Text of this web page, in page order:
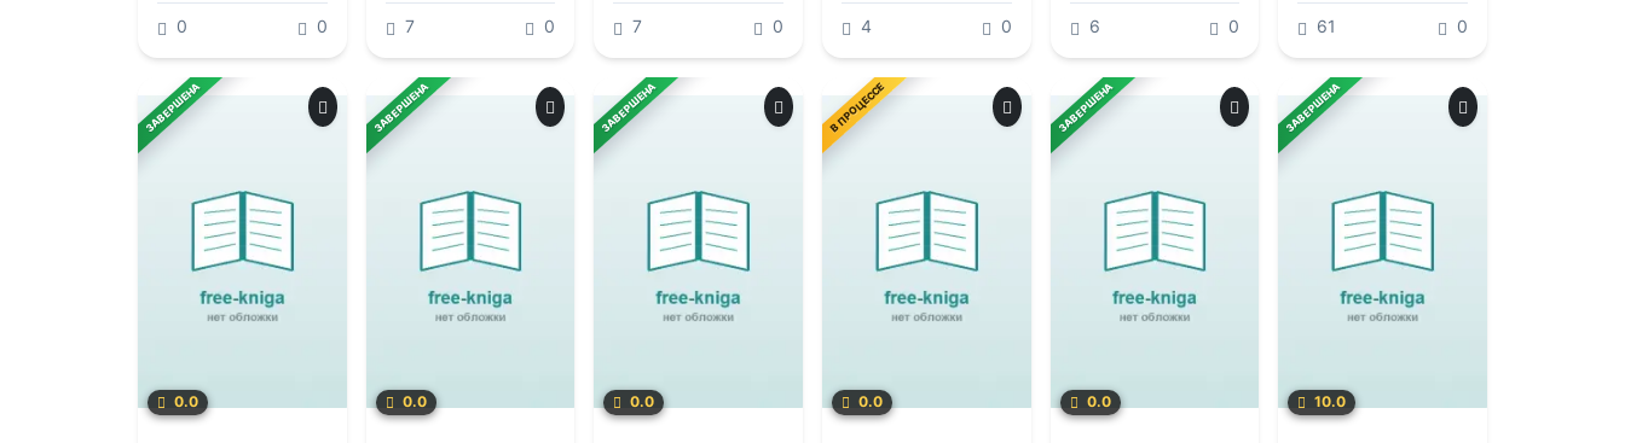
0 0 7 0 7 0 4 0 6 0 61 0
ЗАВЕРШЕНА
0.0
ЗАВЕРШЕНА
0.0
ЗАВЕРШЕНА
0.0
В ПРОЦЕССЕ
0.0
ЗАВЕРШЕНА
0.0
ЗАВЕРШЕНА
10.0